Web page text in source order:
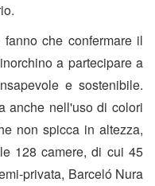
che confermare il
a partecipare a
e sostenibile.
anche nell'uso di colori
non spicca in altezza,
128 camere, di cui 45
privata, Barceló Nura